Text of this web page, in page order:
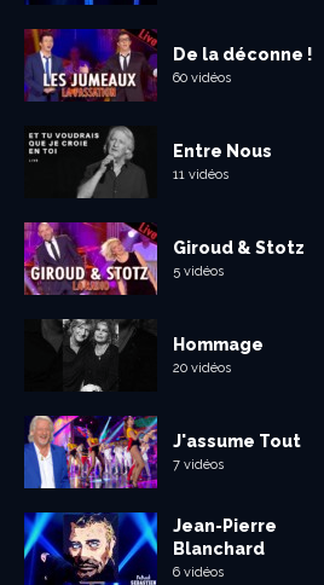
De la déconne !
60 vidéos
Entre Nous
11 vidéos
Giroud & Stotz
5 vidéos
Hommage
20 vidéos
J'assume Tout
7 vidéos
Jean-Pierre
Blanchard
6 vidéos